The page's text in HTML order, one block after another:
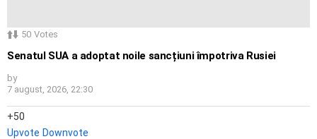
50 Votes
Senatul SUA a adoptat noile sancțiuni împotriva Rusiei
by
7 august, 2026, 22:30
50
Upvote Downvote